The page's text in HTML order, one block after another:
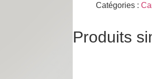
Catégories :
Produits